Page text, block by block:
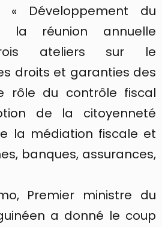
Développement du
la réunion annuelle
ateliers sur le
droits et garanties des
rôle du contrôle fiscal
de la citoyenneté
la médiation fiscale et
banques, assurances,
Premier ministre du
a donné le coup